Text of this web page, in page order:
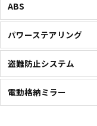
ABS
パワーステアリング
盗難防止システム
電動格納ミラー